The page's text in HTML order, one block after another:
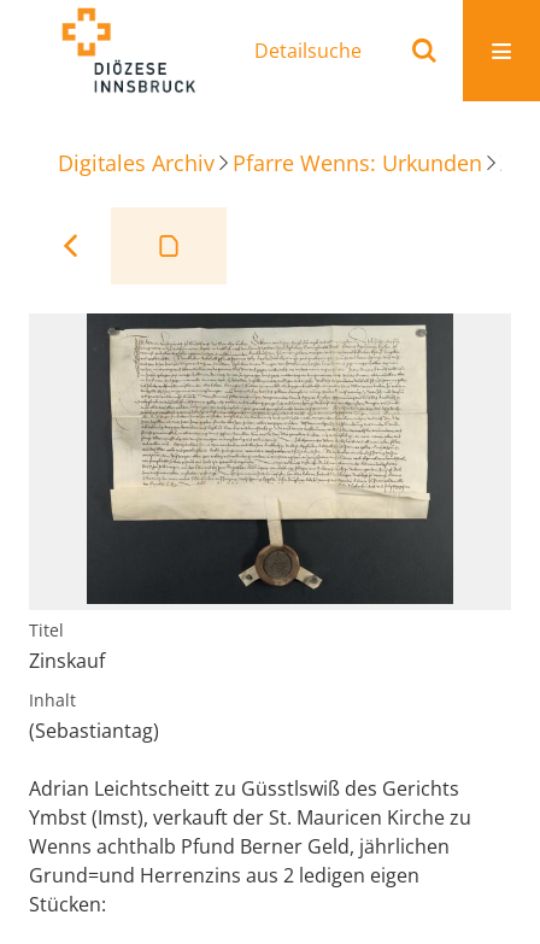
Detailsuche
Digitales Archiv Pfarre Wenns: Urkunden
Titel
Zinskauf
Inhalt
(Sebastiantag)
Adrian Leichtscheitt zu Güsstlswiß des Gerichts
Ymbst (Imst), verkauft der St. Mauricen Kirche zu
Wenns achthalb Pfund Berner Geld, jährlichen
Grund=und Herrenzins aus 2 ledigen eigen
Stücken: